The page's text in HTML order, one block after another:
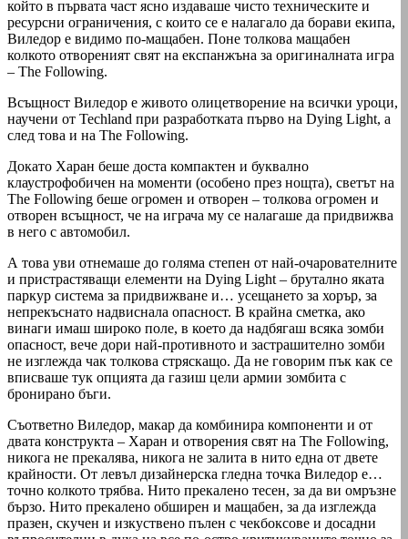
който в първата част ясно издаваше чисто техническите и
ресурсни ограничения, с които се е налагало да борави екипа,
Виледор е видимо по-мащабен. Поне толкова мащабен
колкото отвореният свят на експанжъна за оригиналната игра
– The Following.
Всъщност Виледор е живото олицетворение на всички уроци,
научени от Techland при разработката първо на Dying Light, а
след това и на The Following.
Докато Харан беше доста компактен и буквално
клаустрофобичен на моменти (особено през нощта), светът на
The Following беше огромен и отворен – толкова огромен и
отворен всъщност, че на играча му се налагаше да придвижва
в него с автомобил.
А това уви отнемаше до голяма степен от най-очарователните
и пристрастяващи елементи на Dying Light – брутално яката
паркур система за придвижване и… усещането за хорър, за
непрекъснато надвиснала опасност. В крайна сметка, ако
винаги имаш широко поле, в което да надбягаш всяка зомби
опасност, вече дори най-противното и застрашително зомби
не изглежда чак толкова стряскащо. Да не говорим пък как се
вписваше тук опцията да газиш цели армии зомбита с
бронирано бъги.
Съответно Виледор, макар да комбинира компоненти и от
двата конструкта – Харан и отворения свят на The Following,
никога не прекалява, никога не залита в нито една от двете
крайности. От левъл дизайнерска гледна точка Виледор е…
точно колкото трябва. Нито прекалено тесен, за да ви омръзне
бързо. Нито прекалено обширен и мащабен, за да изглежда
празен, скучен и изкуствено пълен с чекбоксове и досадни